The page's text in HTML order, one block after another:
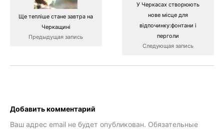
Ще тепліше стане завтра на
Черкащині
Предыдущая запись
У Черкасах створюють
нове місце для
відпочинку:фонтани і
перголи
Следующая запись
Добавить комментарий
Ваш адрес email не будет опубликован. Обязательные